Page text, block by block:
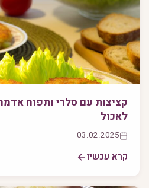
קציצות עם סלרי ותפוח
לאכול
03.02.2025
קרא עכשיו